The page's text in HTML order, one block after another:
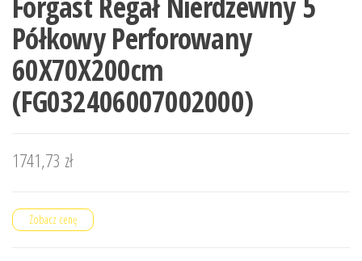
Półkowy Perforowany
60X70X200cm
(FG032406007002000)
1741,73 zł
Zobacz cenę